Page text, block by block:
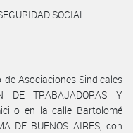
SOCIAL
de Asociaciones Sindicales
DE TRABAJADORAS Y
en la calle Bartolomé
DE BUENOS AIRES, con